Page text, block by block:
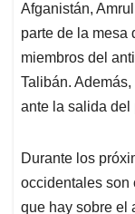
Afganistán,
parte de la mesa
miembros del
Talibán.
ante la salida del
Durante los
occidentales son
que hay sobre el